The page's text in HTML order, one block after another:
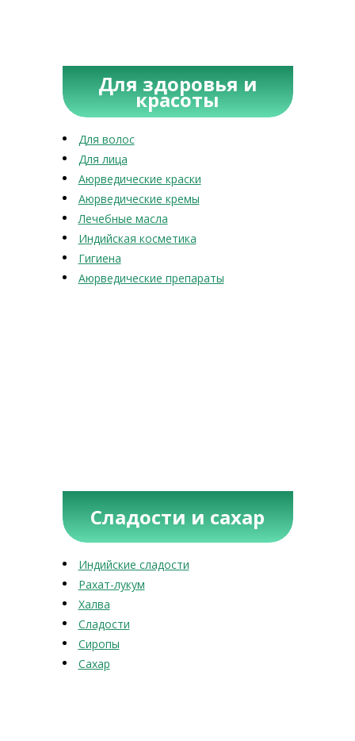
Для здоровья и
красоты
Для волос
Для лица
Аюрведические краски
Аюрведические кремы
Лечебные масла
Индийская косметика
Гигиена
Аюрведические препараты
Сладости и сахар
Индийские сладости
Рахат-лукум
Халва
Сладости
Сиропы
Сахар